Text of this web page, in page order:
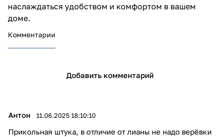
наслаждаться удобством и комфортом в вашем
доме.
Комментарии
Добавить комментарий
Антон 11.06.2025 18:10:10
Прикольная штука, в отличие от лианы не надо верёвки